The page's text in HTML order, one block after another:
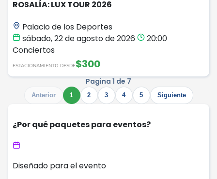
ROSALÍA: LUX TOUR 2026
Palacio de los Deportes
sábado, 22 de agosto de 2026
20:00
Conciertos
ESTACIONAMIENTO DESDE$300
Pagina 1 de 7
Anterior 1 2 3 4 5 Siguiente
¿Por qué paquetes para eventos?
Diseñado para el evento